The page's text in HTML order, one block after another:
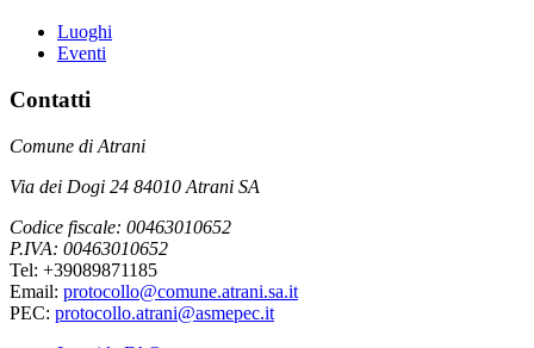
Luoghi
Eventi
Contatti
Comune di Atrani
Via dei Dogi 24 84010 Atrani SA
Codice fiscale: 00463010652
P.IVA: 00463010652
Tel: +39089871185
Email: protocollo@comune.atrani.sa.it
PEC: protocollo.atrani@asmepec.it